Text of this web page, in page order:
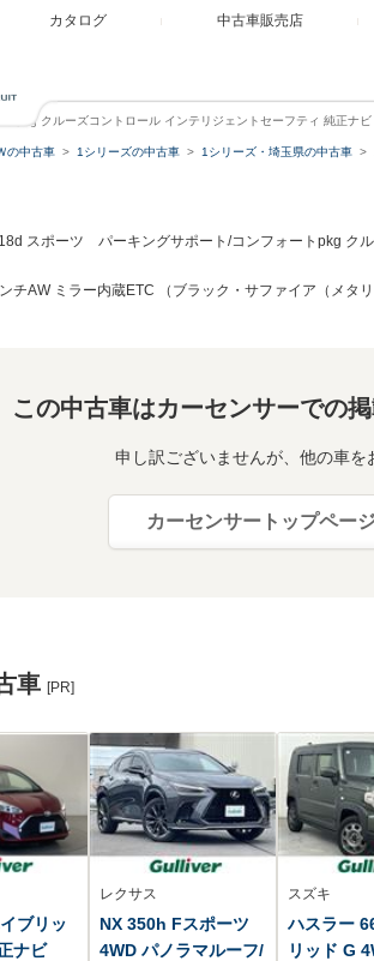
カタログ 中古車販売店
pkg クルーズコントロール インテリジェントセーフティ 純正ナ
の中古車 1シリーズの中古車 1シリーズ・埼玉県の中古車
スポーツ パーキングサポート/コンフォートpkg ク
チAW ミラー内蔵ETC （ブラック・サファイア（メタリ
この中古車はカーセンサーでの
申し訳ございませんが、他の車を
カーセンサートップペー
車 [PR]
ブリッ
ナビ
レクサス
NX 350h Fスポーツ
4WD パノラマルーフ/
スズキ
ハスラー
リッド G